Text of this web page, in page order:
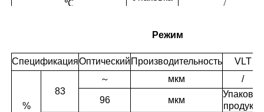
℃ /
продукта
ч ～ ＞
Режим
СпецификацияОптический Производительность VLT
%
83
～ мкм /
96 мкм
Упаковка
продукта